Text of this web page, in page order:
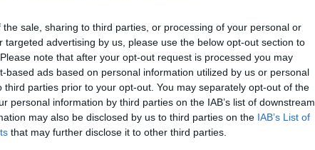
the sale, sharing to third parties, or processing of your personal or
targeted advertising by us, please use the below opt-out section to
note that after your opt-out request is processed you may
based ads based on personal information utilized by us or personal
third parties prior to your opt-out. You may separately opt-out of the
personal information by third parties on the IAB’s list of downstream
may also be disclosed by us to third parties on the IAB’s List of
that may further disclose it to other third parties.